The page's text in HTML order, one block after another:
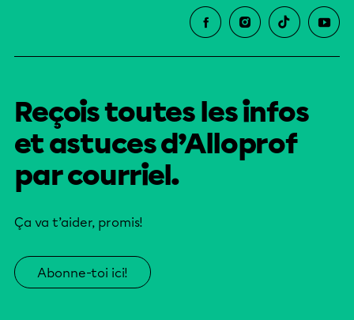
Reçois toutes les infos
et astuces d’Alloprof
par courriel.
Ça va t’aider, promis!
Abonne-toi ici!